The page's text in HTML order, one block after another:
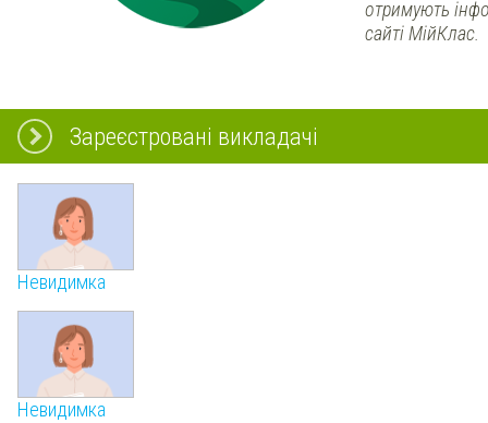
отримують
сайті МійКлас.
Зареєстровані викладачі
Невидимка
Невидимка